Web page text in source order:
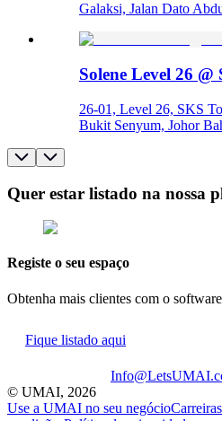
Galaksi, Jalan Dato
Solene Level 26 @
26-01, Level 26, SKS
Bukit Senyum, Johor
Quer estar listado na nossa
Registe o seu espaço
Obtenha mais clientes com o
Fique listado aqui
© UMAI, 2026
Use a UMAI no seu negócioCarreiras